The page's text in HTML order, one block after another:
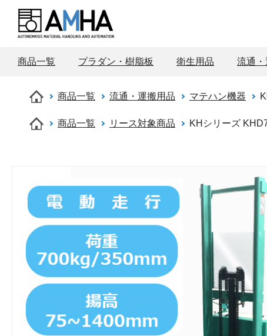
商品一覧 プラダン・樹脂板 衛生用品 流通
商品一覧 流通・運搬用品 マテハン機器
商品一覧 リース対象商品 KHシリーズ